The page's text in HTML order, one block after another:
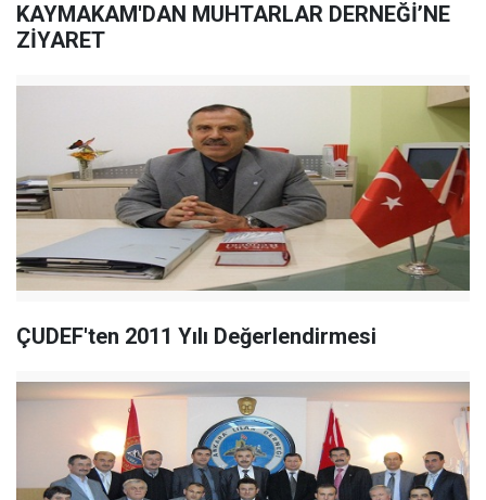
KAYMAKAM'DAN MUHTARLAR DERNEĞİ’NE
ZİYARET
ÇUDEF'ten 2011 Yılı Değerlendirmesi